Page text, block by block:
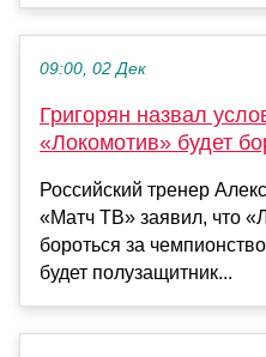
09:00, 02 Дек
Григорян назвал
«Локомотив» будет
Российский тренер
«Матч ТВ» заявил, что
бороться за
будет полузащитник...